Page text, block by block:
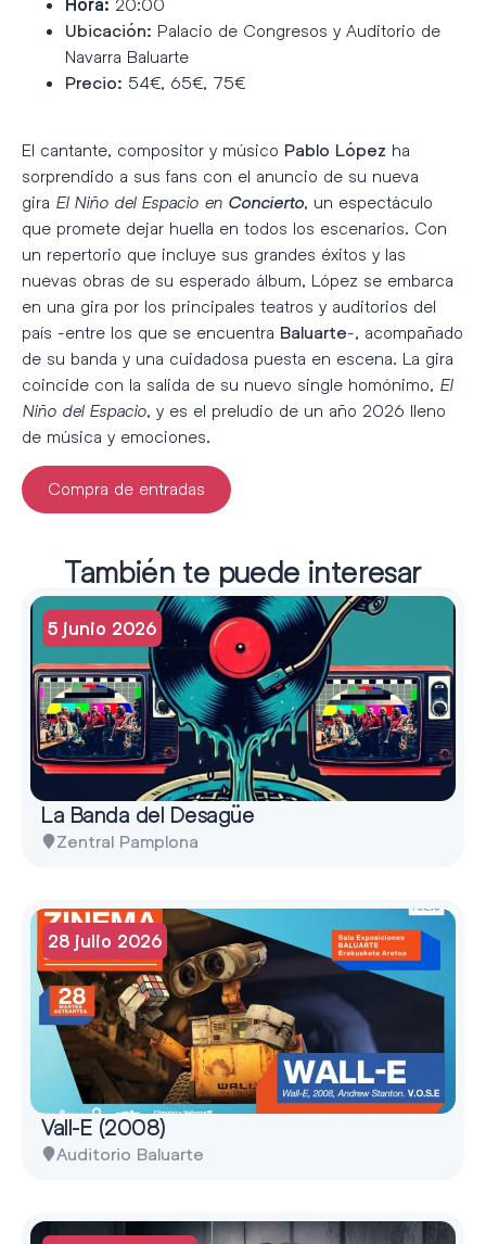
Ubicación: Palacio de Congresos y Auditorio de
Navarra Baluarte
Precio: 54€, 65€, 75€
El cantante, compositor y músico Pablo López ha
sorprendido a sus fans con el anuncio de su nueva
gira El Niño del Espacio en Concierto, un espectáculo
que promete dejar huella en todos los escenarios. Con
un repertorio que incluye sus grandes éxitos y las
nuevas obras de su esperado álbum, López se embarca
en una gira por los principales teatros y auditorios del
país -entre los que se encuentra Baluarte-, acompañado
de su banda y una cuidadosa puesta en escena. La gira
coincide con la salida de su nuevo single homónimo, El
Niño del Espacio, y es el preludio de un año 2026 lleno
de música y emociones.
Compra de entradas
También te puede interesar
5 junio 2026
La Banda del Desagüe
Zentral Pamplona
28 julio 2026
Vall-E (2008)
Auditorio Baluarte